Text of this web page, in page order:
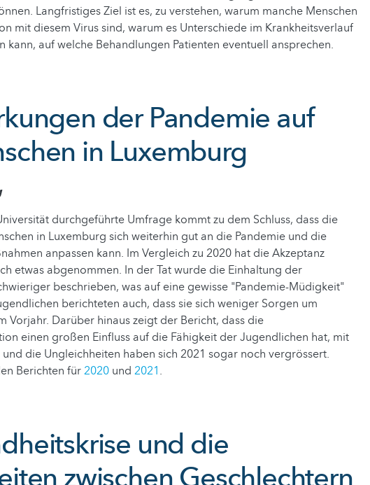
Langfristiges Ziel ist es, zu verstehen, warum manche Menschen
mit diesem Virus sind, warum es Unterschiede im Krankheitsverlauf
kann, auf welche Behandlungen Patienten eventuell ansprechen.
der Pandemie auf
in Luxemburg
durchgeführte Umfrage kommt zu dem Schluss, dass die
in Luxemburg sich weiterhin gut an die Pandemie und die
anpassen kann. Im Vergleich zu 2020 hat die Akzeptanz
etwas abgenommen. In der Tat wurde die Einhaltung der
beschrieben, was auf eine gewisse "Pandemie-Müdigkeit"
berichteten auch, dass sie sich weniger Sorgen um
Vorjahr. Darüber hinaus zeigt der Bericht, dass die
einen großen Einfluss auf die Fähigkeit der Jugendlichen hat, mit
die Ungleichheiten haben sich 2021 sogar noch vergrössert.
Berichten für2020 und 2021.
und die